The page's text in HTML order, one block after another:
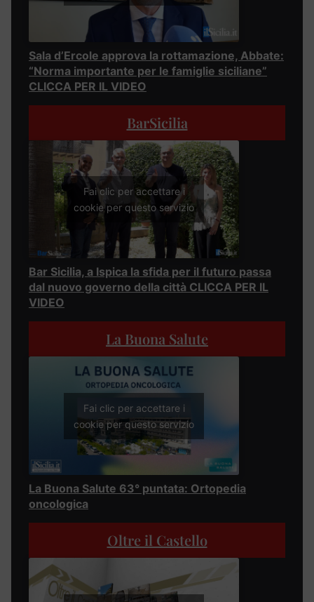
Sala d’Ercole approva la rottamazione, Abbate:
“Norma importante per le famiglie siciliane”
CLICCA PER IL VIDEO
BarSicilia
Fai clic per accettare i
cookie per questo servizio
Bar Sicilia, a Ispica la sfida per il futuro passa
dal nuovo governo della città CLICCA PER IL
VIDEO
La Buona Salute
Fai clic per accettare i
cookie per questo servizio
La Buona Salute 63° puntata: Ortopedia
oncologica
Oltre il Castello